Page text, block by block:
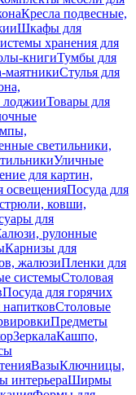
Кресла подвесные,
Шкафы для
хранения для
книгиТумбы для
маятникиСтулья для
лоджииТовары для
светильники,
Уличные
для картин,
освещенияПосуда для
ковши,
для
рулонные
Карнизы для
жалюзиПленки для
системыСтоловая
Посуда для горячих
Столовые
Предметы
ЗеркалаКашпо,
ВазыКлючницы,
интерьераШирмы